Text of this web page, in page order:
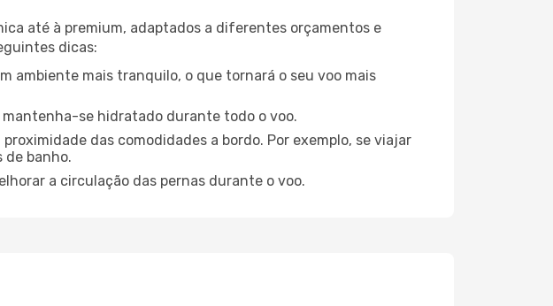
até à premium, adaptados a diferentes orçamentos e
dicas:
ambiente mais tranquilo, o que tornará o seu voo mais
mantenha-se hidratado durante todo o voo.
das comodidades a bordo. Por exemplo, se viajar
de banho.
a circulação das pernas durante o voo.